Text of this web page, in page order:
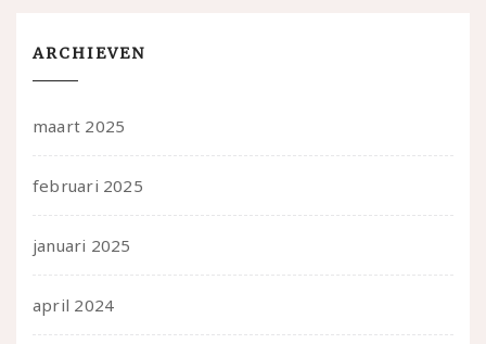
ARCHIEVEN
maart 2025
februari 2025
januari 2025
april 2024